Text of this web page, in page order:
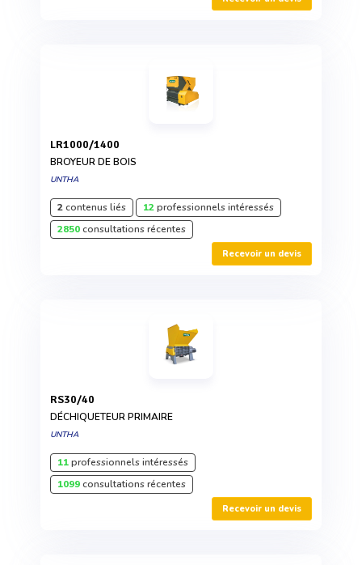
LR1000/1400
BROYEUR DE BOIS
UNTHA
2contenus liés 12professionnels intéressés
2850consultations récentes
Recevoir un devis
RS30/40
DÉCHIQUETEUR PRIMAIRE
UNTHA
11professionnels intéressés
1099consultations récentes
Recevoir un devis